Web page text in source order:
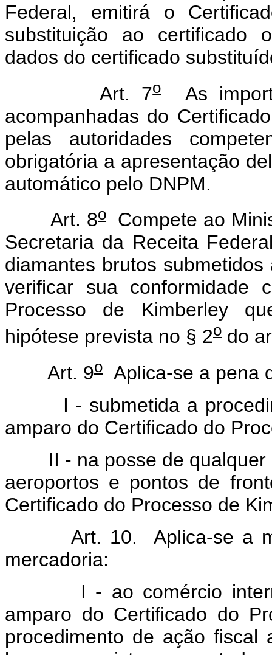
Federal, emitirá o
substituição ao certificado
dados do certificado
Art. 7oAs
acompanhadas do
pelas autoridades
obrigatória a apresentação
automático pelo DNPM.
Art. 8o
Compete ao
Secretaria da Receita
diamantes brutos
verificar sua conformidade
Processo de Kimberley
hipótese prevista no § 2o do
Art. 9o Aplica-se a pena
I - submetida a
amparo do Certificado do
II - na posse de qualquer
aeroportos e pontos de
Certificado do Processo de
Art. 10. Aplica-se a
mercadoria:
I - ao comércio
amparo do Certificado do
procedimento de ação fiscal